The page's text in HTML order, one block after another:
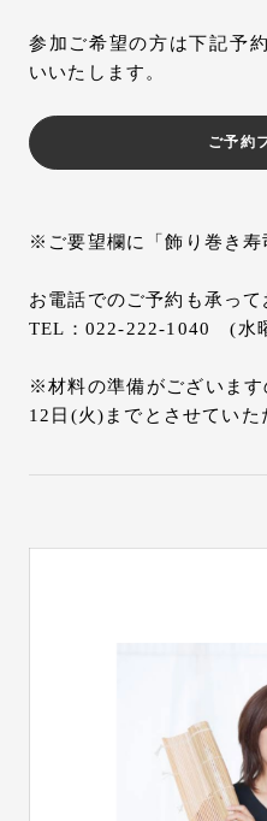
参加ご希望の方は下記予
いいたします。
ご予約
※ご要望欄に「飾り巻き寿
お電話でのご予約も承って
TEL：022-222-1040 (水
※材料の準備がございます
12日(火)までとさせていた